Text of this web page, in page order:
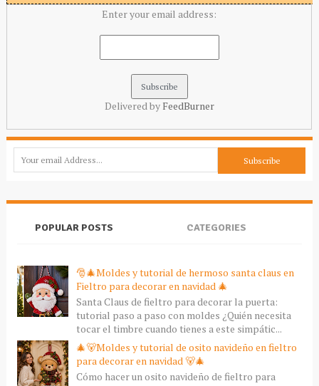
Enter your email address:
Delivered by FeedBurner
POPULAR POSTS CATEGORIES
🎅🎄Moldes y tutorial de hermoso santa claus en
Fieltro para decorar en navidad 🎄
Santa Claus de fieltro para decorar la puerta:
tutorial paso a paso con moldes ¿Quién necesita
tocar el timbre cuando tienes a este simpátic...
🎄🐻Moldes y tutorial de osito navideño en fieltro
para decorar en navidad 🐻🎄
Cómo hacer un osito navideño de fieltro para